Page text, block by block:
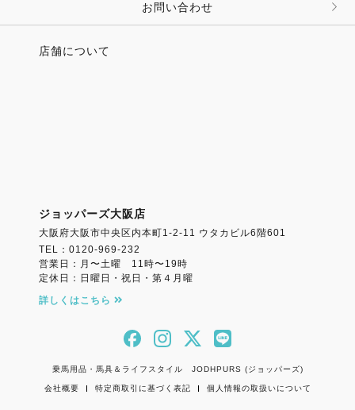
お問い合わせ
店舗について
ジョッパーズ大阪店
大阪府大阪市中央区内本町1-2-11 ウタカビル6階601
TEL：0120-969-232
営業日：月〜土曜 11時〜19時
定休日：日曜日・祝日・第４月曜
詳しくはこちら
乗馬用品・馬具＆ライフスタイル JODHPURS (ジョッパーズ)
会社概要 特定商取引に基づく表記 個人情報の取扱いについて